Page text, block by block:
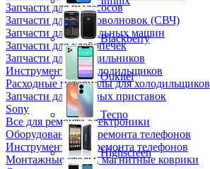
Запчасти для пылесосов
Запчасти для микроволновок (СВЧ)
Запчасти для стиральных машин
Запчасти для хлебопечек
Запчасти для холодильников
Инструмент для холодильщиков
Расходные материалы для холодильщиков
Запчасти для игровых приставок
Sony
Все для ремонта электроники
Оборудование для ремонта телефонов
Инструменты для ремонта телефонов
Монтажные столы, магнитные коврики
Blackberry
Oukitel
Tecno
Highscreen